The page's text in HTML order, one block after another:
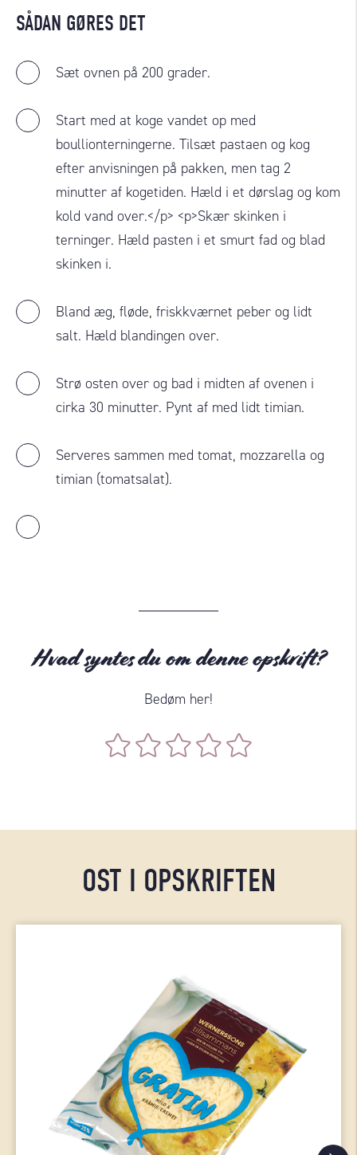
SÅDAN GØRES DET
Sæt ovnen på 200 grader.
Start med at koge vandet op med
boullionterningerne. Tilsæt pastaen og kog
efter anvisningen på pakken, men tag 2
minutter af kogetiden. Hæld i et dørslag og kom
kold vand over.</p> <p>Skær skinken i
terninger. Hæld pasten i et smurt fad og blad
skinken i.
Bland æg, fløde, friskkværnet peber og lidt
salt. Hæld blandingen over.
Strø osten over og bad i midten af ovenen i
cirka 30 minutter. Pynt af med lidt timian.
Serveres sammen med tomat, mozzarella og
timian (tomatsalat).
Hvad syntes du om denne opskrift?
Bedøm her!
OST I OPSKRIFTEN